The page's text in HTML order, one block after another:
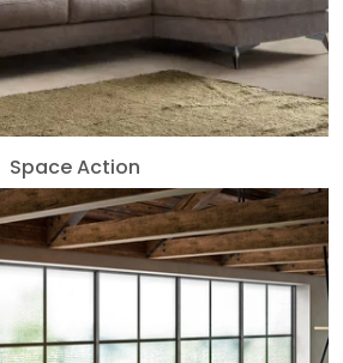
Space Action